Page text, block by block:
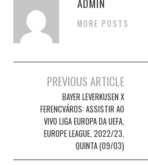
ADMIN
MORE POSTS
navigation
PREVIOUS ARTICLE
BAYER LEVERKUSEN X
FERENCVÁROS: ASSISTIR AO
VIVO LIGA EUROPA DA UEFA,
EUROPE LEAGUE, 2022/23,
QUINTA (09/03)